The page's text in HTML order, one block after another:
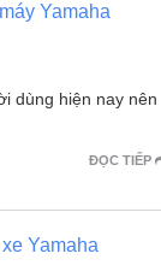
Yamaha
dùng hiện nay nên
ĐỌC TIẾP
Yamaha